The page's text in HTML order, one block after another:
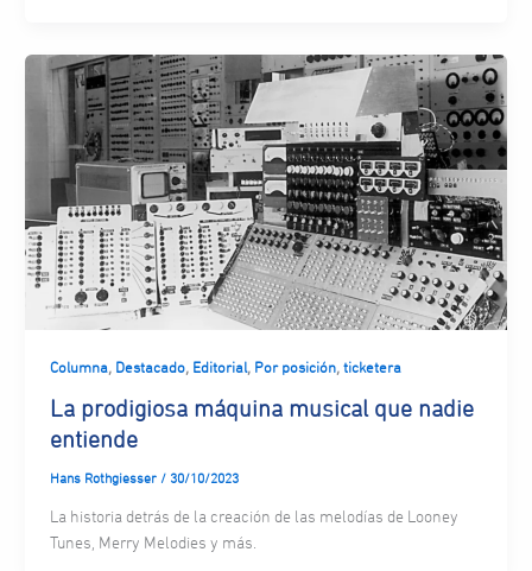
Columna, Destacado, Editorial, Por posición, ticketera
La prodigiosa máquina musical que nadie
entiende
Hans Rothgiesser / 30/10/2023
La historia detrás de la creación de las melodías de Looney
Tunes, Merry Melodies y más.